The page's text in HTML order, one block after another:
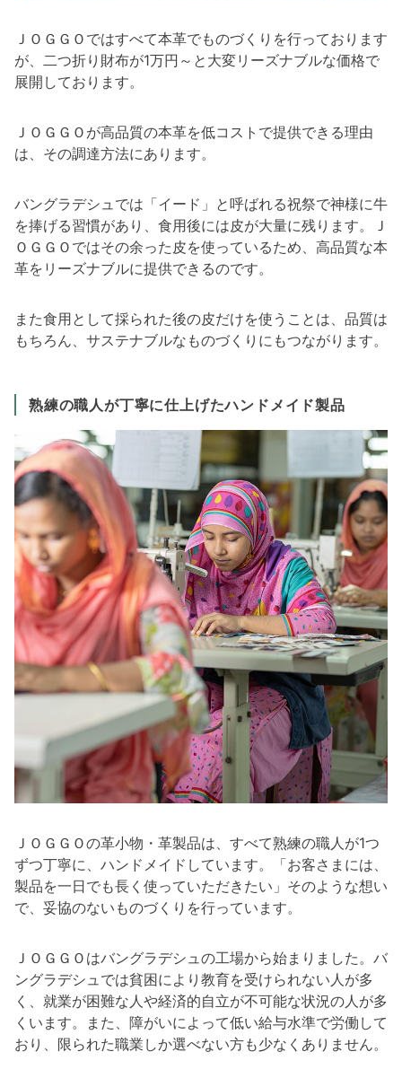
ＪＯＧＧＯではすべて本革でものづくりを行っております
が、二つ折り財布が1万円～と大変リーズナブルな価格で
展開しております。
ＪＯＧＧＯが高品質の本革を低コストで提供できる理由
は、その調達方法にあります。
バングラデシュでは「イード」と呼ばれる祝祭で神様に牛
を捧げる習慣があり、食用後には皮が大量に残ります。Ｊ
ＯＧＧＯではその余った皮を使っているため、高品質な本
革をリーズナブルに提供できるのです。
また食用として採られた後の皮だけを使うことは、品質は
もちろん、サステナブルなものづくりにもつながります。
熟練の職人が丁寧に仕上げたハンドメイド製品
ＪＯＧＧＯの革小物・革製品は、すべて熟練の職人が1つ
ずつ丁寧に、ハンドメイドしています。「お客さまには、
製品を一日でも長く使っていただきたい」そのような想い
で、妥協のないものづくりを行っています。
ＪＯＧＧＯはバングラデシュの工場から始まりました。バ
ングラデシュでは貧困により教育を受けられない人が多
く、就業が困難な人や経済的自立が不可能な状況の人が多
くいます。また、障がいによって低い給与水準で労働して
おり、限られた職業しか選べない方も少なくありません。